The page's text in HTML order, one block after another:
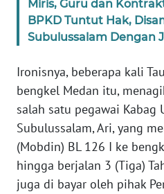
Miris, Guru dan
BPKD Tuntut Hak,
Subulussalam Dengan
Ironisnya, beberapa kali
bengkel Medan itu,
salah satu pegawai Kabag
Subulussalam, Ari, yang
(Mobdin) BL 126 I ke
hingga berjalan 3 (Tiga)
juga di bayar oleh pihak
WN
SUMUT
WN
JAKARTA
WN
JABAR
WN
BANTEN